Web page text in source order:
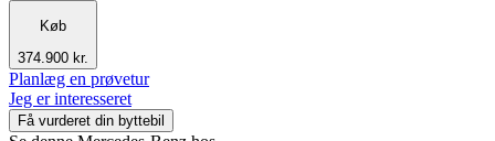
Køb
374.900 kr.
Planlæg en prøvetur
Jeg er interesseret
Få vurderet din byttebil